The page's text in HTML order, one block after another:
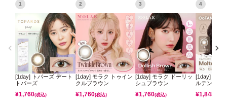
1
[1day] トパーズ デート
トパーズ
¥1,760(税込)
2
[1day] モラク トゥイン
クルブラウン
¥1,760(税込)
3
[1day] モラク ドーリッ
シュブラウン
¥1,760(税込)
4
[1day] コフ
ルテンパフ
¥1,848